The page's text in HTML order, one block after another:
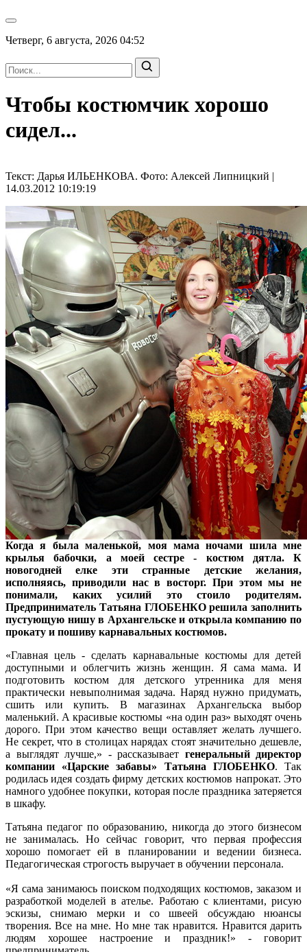
Четверг, 6 августа, 2026 04:52
Чтобы костюмчик хорошо
сидел...
Текст: Дарья ИЛЬЕНКОВА. Фото: Алексей Липницкий |
14.03.2012 10:19:19
Когда я была маленькой, моя мама ночами шила мне
крылья бабочки, а моей сестре - костюм дятла. К
новогодней елке эти странные детские желания,
исполняясь, приводили нас в восторг. При этом мы не
понимали, каких усилий это стоило родителям.
Предприниматель Татьяна ГЛОБЕНКО решила заполнить
пустующую нишу в Архангельске и открыла компанию по
прокату и пошиву карнавальных костюмов.
«Главная цель - сделать карнавальные костюмы для детей
доступными и облегчить жизнь женщин. Я сама мама. И
подготовить костюм для детского утренника для меня
практически невыполнимая задача. Наряд нужно придумать,
сшить или купить. В магазинах Архангельска выбор
маленький. А красивые костюмы «на один раз» выходят очень
дорого. При этом качество вещи оставляет желать лучшего.
Не секрет, что в столицах нарядах стоят значительно дешевле,
а выглядят лучше,» - рассказывает генеральный директор
компании «Царские забавы» Татьяна ГЛОБЕНКО. Так
родилась идея создать фирму детских костюмов напрокат. Это
намного удобнее покупки, которая после праздника затеряется
в шкафу.
Татьяна педагог по образованию, никогда до этого бизнесом
не занималась. Но сейчас говорит, что первая профессия
хорошо помогает ей в планировании и ведении бизнеса.
Педагогическая строгость выручает в обучении персонала.
«Я сама занимаюсь поиском подходящих костюмов, заказом и
разработкой моделей в ателье. Работаю с клиентами, рисую
эскизы, снимаю мерки и со швеей обсуждаю нюансы
творения. Все на мне. Но мне так нравится. Нравится дарить
людям хорошее настроение и праздник!» - говорит